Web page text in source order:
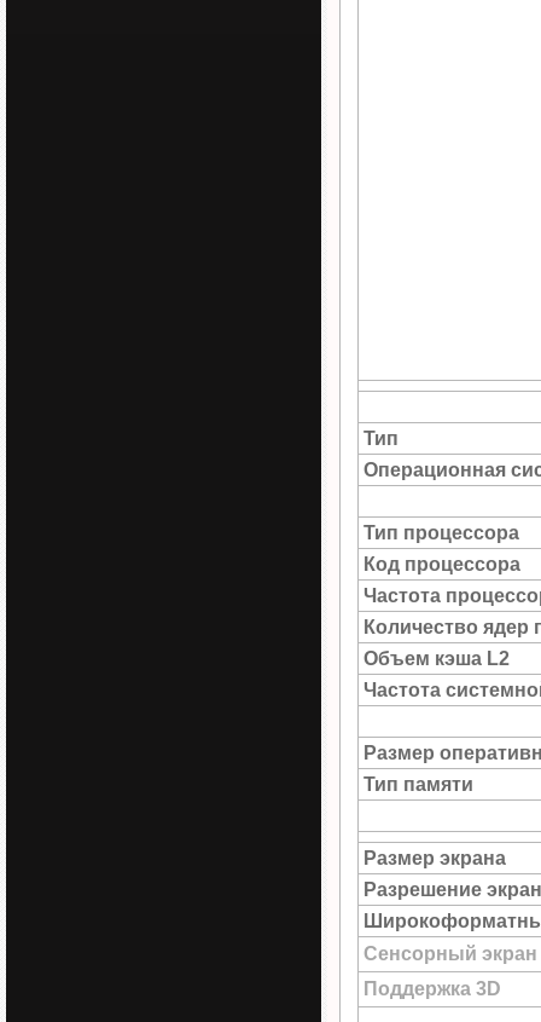
Тип
Операционная
Тип процессора
Код процессора
Частота
Количество ядер
Объем кэша L2
Частота
Размер
Тип памяти
Размер экрана
Разрешение
Сенсорный экран
Поддержка 3D